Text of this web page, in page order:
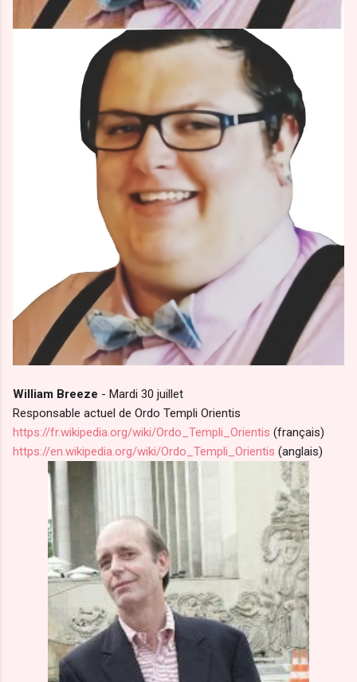
William Breeze - Mardi 30 juillet
Responsable actuel de Ordo Templi Orientis
https://fr.wikipedia.org/wiki/Ordo_Templi_Orientis (français)
https://en.wikipedia.org/wiki/Ordo_Templi_Orientis (anglais)